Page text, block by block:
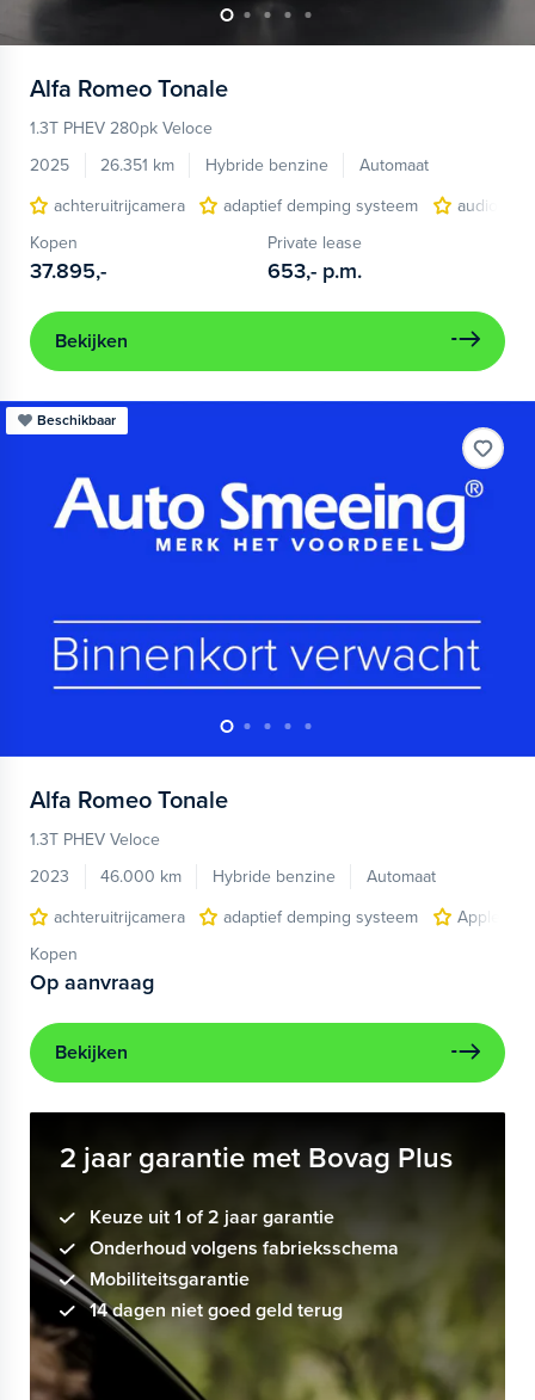
Alfa Romeo Tonale
1.3T PHEV 280pk Veloce
2025
26.351 km Hybride benzine
Automaat
achteruitrijcamera
adaptief demping systeem
audio
Kopen
37.895,-
Private lease
653,- p.m.
Bekijken
Beschikbaar
Alfa Romeo Tonale
1.3T PHEV Veloce
2023
46.000 km Hybride benzine
Automaat
achteruitrijcamera
adaptief demping systeem
Apple
Kopen
Op aanvraag
Bekijken
2 jaar garantie met Bovag Plus
Keuze uit 1 of 2 jaar garantie
Onderhoud volgens fabrieksschema
Mobiliteitsgarantie
14 dagen niet goed geld terug